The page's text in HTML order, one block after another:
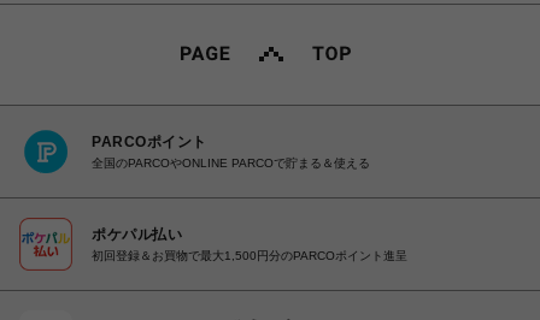
30～50日でお届け予定）】
PARCOポイント
全国のPARCOやONLINE PARCOで貯まる＆使える
ポケパル払い
初回登録＆お買物で最大1,500円分のPARCOポイント進呈